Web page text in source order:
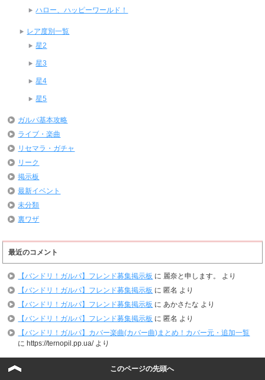
ハロー、ハッピーワールド！
レア度別一覧
星2
星3
星4
星5
ガルパ基本攻略
ライブ・楽曲
リセマラ・ガチャ
リーク
掲示板
最新イベント
未分類
裏ワザ
最近のコメント
【バンドリ！ガルパ】フレンド募集掲示板 に 麗奈と申します。
より
【バンドリ！ガルパ】フレンド募集掲示板 に 匿名 より
【バンドリ！ガルパ】フレンド募集掲示板 にあかさたな より
【バンドリ！ガルパ】フレンド募集掲示板 に 匿名 より
【バンドリ！ガルパ】カバー楽曲(カバー曲)まとめ！カバー元・追加一覧
に https://ternopil.pp.ua/より
このページの先頭へ